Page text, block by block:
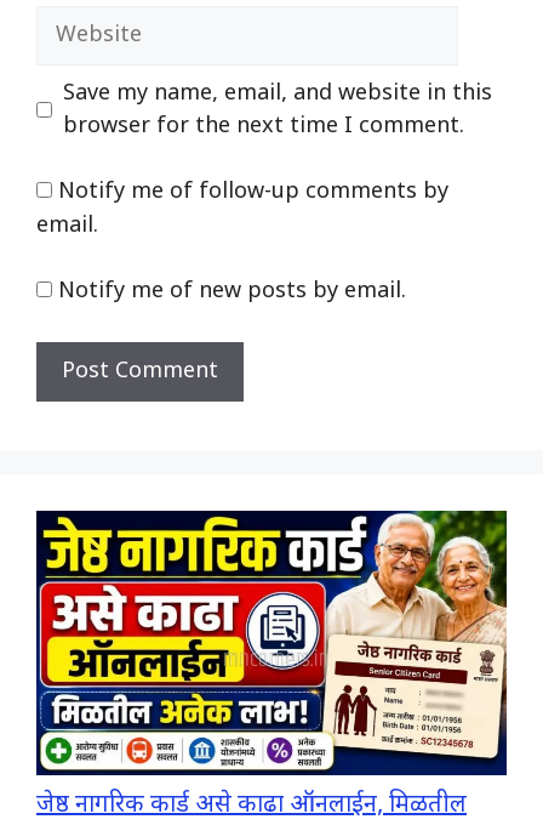
Website
Save my name, email, and website in this
browser for the next time I comment.
Notify me of follow-up comments by
email.
Notify me of new posts by email.
जेष्ठ नागरिक कार्ड असे काढा ऑनलाईन, मिळतील